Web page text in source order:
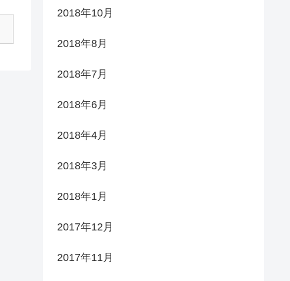
2018年10月
2018年8月
2018年7月
2018年6月
2018年4月
2018年3月
2018年1月
2017年12月
2017年11月